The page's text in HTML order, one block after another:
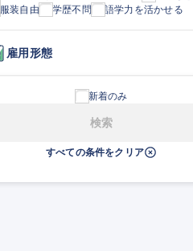
服装自由
学歴不問 語学力を活かせる
雇用形態
新着のみ
検索
すべての条件をクリア